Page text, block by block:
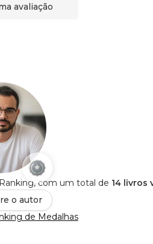
avaliação
com um total de 14 livros
o autor
de Medalhas